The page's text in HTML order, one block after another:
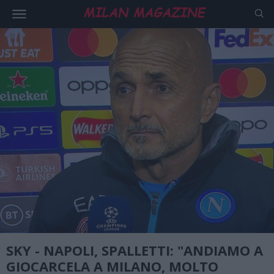
SKY - NAPOLI, SPALLETTI: "ANDIAMO A
GIOCARCELA A MILANO, MOLTO